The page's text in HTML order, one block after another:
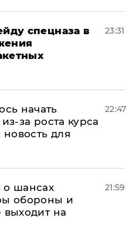
спецназа в
23:31
начать
за роста курса
для
22:47
о шансах
обороны и
на
21:59